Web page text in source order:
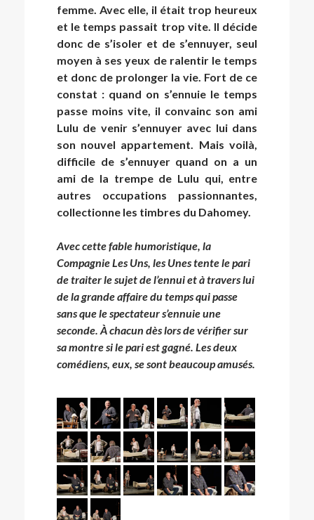
femme. Avec elle, il était trop heureux
et le temps passait trop vite. Il décide
donc de s’isoler et de s’ennuyer, seul
moyen à ses yeux de ralentir le temps
et donc de prolonger la vie. Fort de ce
constat : quand on s’ennuie le temps
passe moins vite, il convainc son ami
Lulu de venir s’ennuyer avec lui dans
son nouvel appartement. Mais voilà,
difficile de s’ennuyer quand on a un
ami de la trempe de Lulu qui, entre
autres occupations passionnantes,
collectionne les timbres du Dahomey.
Avec cette fable humoristique, la
Compagnie Les Uns, les Unes tente le pari
de traiter le sujet de l’ennui et à travers lui
de la grande affaire du temps qui passe
sans que le spectateur s’ennuie une
seconde. À chacun dès lors de vérifier sur
sa montre si le pari est gagné. Les deux
comédiens, eux, se sont beaucoup amusés.